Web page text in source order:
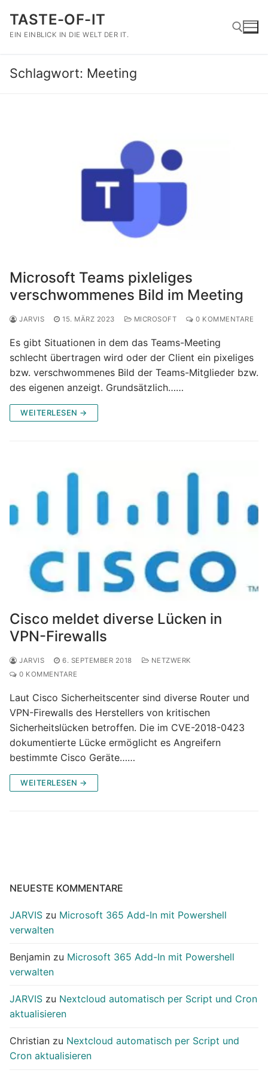
Inhalt
springen
TASTE-OF-IT
EIN EINBLICK IN DIE WELT DER IT.
Suchen nach:
Schlagwort: Meeting
Microsoft Teams pixleliges
verschwommenes Bild im Meeting
JARVIS 15. MÄRZ 2023 MICROSOFT 0 KOMMENTARE
Es gibt Situationen in dem das Teams-Meeting
schlecht übertragen wird oder der Client ein pixeliges
bzw. verschwommenes Bild der Teams-Mitglieder bzw.
des eigenen anzeigt. Grundsätzlich……
WEITERLESEN →
Cisco meldet diverse Lücken in
VPN-Firewalls
JARVIS 6. SEPTEMBER 2018
NETZWERK
0 KOMMENTARE
Laut Cisco Sicherheitscenter sind diverse Router und
VPN-Firewalls des Herstellers von kritischen
Sicherheitslücken betroffen. Die im CVE-2018-0423
dokumentierte Lücke ermöglicht es Angreifern
bestimmte Cisco Geräte……
WEITERLESEN →
NEUESTE KOMMENTARE
JARVIS zu Microsoft 365 Add-In mit Powershell
verwalten
Benjamin zu Microsoft 365 Add-In mit Powershell
verwalten
JARVIS zu Nextcloud automatisch per Script und Cron
aktualisieren
Christian zu Nextcloud automatisch per Script und
Cron aktualisieren